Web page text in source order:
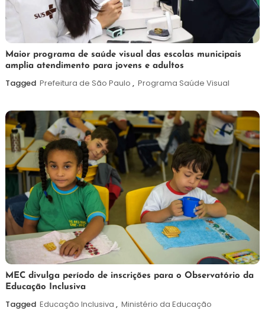
7
de
agosto
Maurilio
Maior programa de saúde visual das escolas municipais
amplia atendimento para jovens e adultos
Tagged Prefeitura de São Paulo , Programa Saúde Visual
7
de
agosto
Maurilio
MEC divulga período de inscrições para o Observatório da
Educação Inclusiva
Tagged Educação Inclusiva , Ministério da Educação